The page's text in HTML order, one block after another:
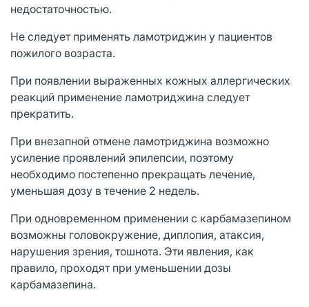
недостаточностью.
Не следует применять ламотриджин у пациентов
пожилого возраста.
При появлении выраженных кожных аллергических
реакций применение ламотриджина следует
прекратить.
При внезапной отмене ламотриджина возможно
усиление проявлений эпилепсии, поэтому
необходимо постепенно прекращать лечение,
уменьшая дозу в течение 2 недель.
При одновременном применении с карбамазепином
возможны головокружение, диплопия, атаксия,
нарушения зрения, тошнота. Эти явления, как
правило, проходят при уменьшении дозы
карбамазепина.